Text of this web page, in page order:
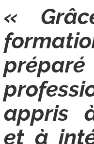
«
appris
et à